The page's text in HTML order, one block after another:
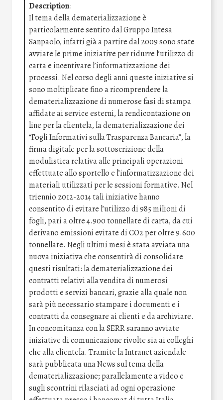
Description:
Il tema della dematerializzazione è
particolarmente sentito dal Gruppo Intesa
Sanpaolo, infatti già a partire dal 2009 sono state
avviate le prime iniziative per ridurre l’utilizzo di
carta e incentivare l’informatizzazione dei
processi. Nel corso degli anni queste iniziative si
sono moltiplicate fino a ricomprendere la
dematerializzazione di numerose fasi di stampa
affidate ai service esterni, la rendicontazione on
line per la clientela, la dematerializzazione dei
“Fogli Informativi sulla Trasparenza Bancaria”, la
firma digitale per la sottoscrizione della
modulistica relativa alle principali operazioni
effettuate allo sportello e l’informatizzazione dei
materiali utilizzati per le sessioni formative. Nel
triennio 2012-2014 tali iniziative hanno
consentito di evitare l’utilizzo di 985 milioni di
fogli, pari a oltre 4.900 tonnellate di carta, da cui
derivano emissioni evitate di CO2 per oltre 9.600
tonnellate. Negli ultimi mesi è stata avviata una
nuova iniziativa che consentirà di consolidare
questi risultati: la dematerializzazione dei
contratti relativi alla vendita di numerosi
prodotti e servizi bancari, grazie alla quale non
sarà più necessario stampare i documenti e i
contratti da consegnare ai clienti e da archiviare.
In concomitanza con la SERR saranno avviate
iniziative di comunicazione rivolte sia ai colleghi
che alla clientela. Tramite la Intranet aziendale
sarà pubblicata una News sul tema della
dematerializzazione; parallelamente a video e
sugli scontrini rilasciati ad ogni operazione